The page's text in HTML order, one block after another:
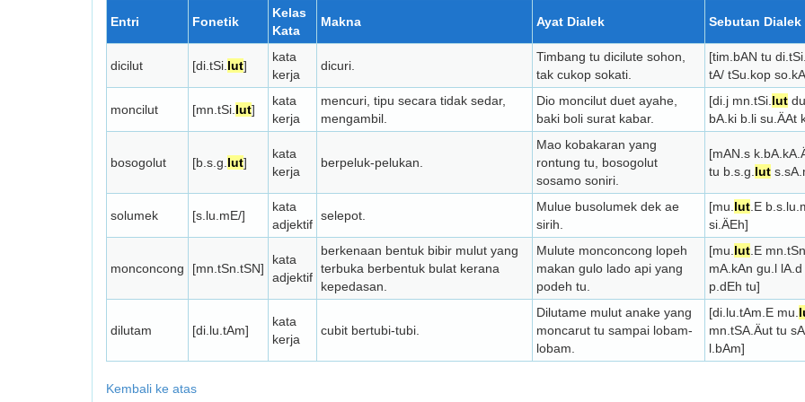
Entri Fonetik
Kelas
Kata
Makna Ayat Dialek Sebutan Dialek
dicilut [di.tSi. lut]
kata
kerja
dicuri.
Timbang tu dicilute sohon,
tak cukop sokati.
[tim.bAN tu
tA/ tSu.kop
moncilut [mn.tSi. lut]
kata
kerja
mencuri, tipu secara tidak sedar,
mengambil.
Dio moncilut duet ayahe,
baki boli surat kabar.
[di.j mn.tSi. lut
bA.ki b.li su.ÄAt
bosogolut [b.s.g. lut]
kata
kerja
berpeluk-pelukan.
Mao kobakaran yang
rontung tu, bosogolut
sosamo soniri.
[mAN.s
tu b.s.g. lut
solumek [s.lu.mE/]
kata
adjektif
selepot.
Mulue busolumek dek ae
sirih.
[mu. lut .E
si.ÄEh]
monconcong [mn.tSn.tSN]
kata
adjektif
berkenaan bentuk bibir mulut yang
terbuka berbentuk bulat kerana
kepedasan.
Mulute monconcong lopeh
makan gulo lado api yang
podeh tu.
[mu. lut .E
mA.kAn gu.l
p.dEh tu]
dilutam [di.lu.tAm]
kata
kerja
cubit bertubi-tubi.
Dilutame mulut anake yang
moncarut tu sampai lobam-
lobam.
[di.lu.tAm.E mu.
mn.tSA.Äut tu
l.bAm]
Kembali ke atas